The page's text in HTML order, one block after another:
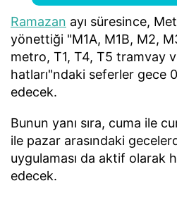
Ramazan ayı süresince,
yönettiği "M1A, M1B, M2,
metro, T1, T4, T5 tramvay
hatları"ndaki seferler gece
edecek.
Bunun yanı sıra, cuma ile
ile pazar arasındaki
uygulaması da aktif olarak
edecek.